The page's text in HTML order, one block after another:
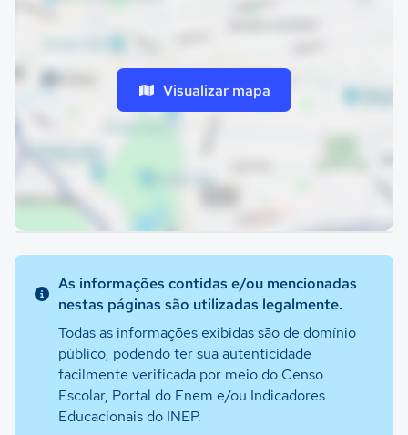
Visualizar mapa
As informações contidas e/ou mencionadas
nestas páginas são utilizadas legalmente.
Todas as informações exibidas são de domínio
público, podendo ter sua autenticidade
facilmente verificada por meio do Censo
Escolar, Portal do Enem e/ou Indicadores
Educacionais do INEP.